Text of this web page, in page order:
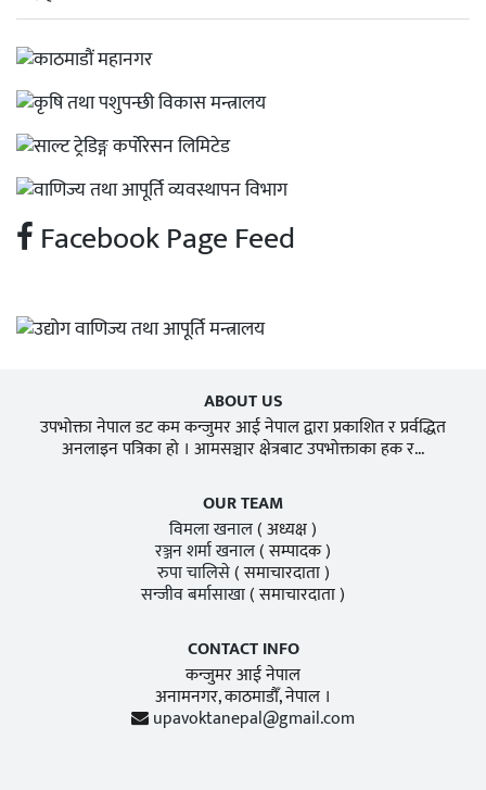
Facebook Page Feed
ABOUT US
उपभोक्ता नेपाल डट कम कन्जुमर आई नेपाल द्वारा प्रकाशित र प्रर्वद्धित
अनलाइन पत्रिका हो । आमसञ्चार क्षेत्रबाट उपभोक्ताका हक र...
OUR TEAM
विमला खनाल( अध्यक्ष )
रञ्जन शर्मा खनाल( सम्पादक )
रुपा चालिसे( समाचारदाता )
सन्जीव बर्मासाखा( समाचारदाता )
CONTACT INFO
कन्जुमर आई नेपाल
अनामनगर, काठमाडाैँ, नेपाल ।
upavoktanepal@gmail.com